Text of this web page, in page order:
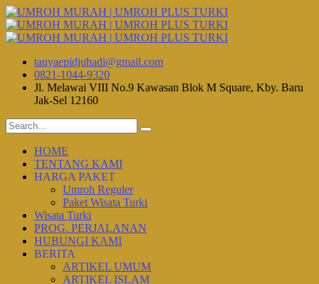
tanyaepidjuhadi@gmail.com
0821-1044-9320
Jl. Melawai VIII No.9 Kawasan Blok M Square, Kby. Baru
Jak-Sel 12160
HOME
TENTANG KAMI
HARGA PAKET
Umroh Reguler
Paket Wisata Turki
Wisata Turki
PROG. PERJALANAN
HUBUNGI KAMI
BERITA
ARTIKEL UMUM
ARTIKEL ISLAM